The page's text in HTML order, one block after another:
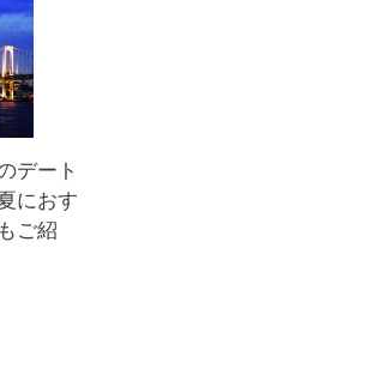
デート
におす
ご紹